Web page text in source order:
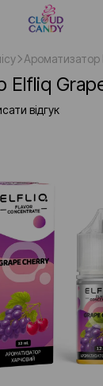
Ароматизатор
Elfliq
відгук